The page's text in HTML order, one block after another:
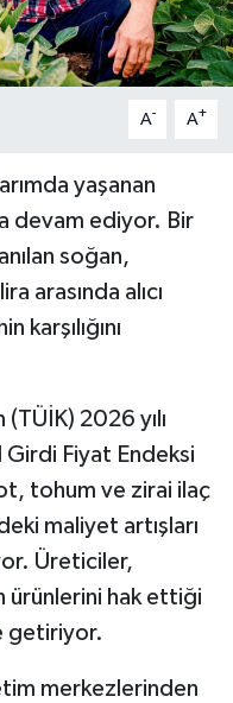
A- A+
yaşanan
devam ediyor. Bir
soğan,
arasında alıcı
karşılığını
2026 yılı
Girdi Fiyat Endeksi
tohum ve zirai ilaç
maliyet artışları
Üreticiler,
ürünlerini hak ettiği
getiriyor.
merkezlerinden